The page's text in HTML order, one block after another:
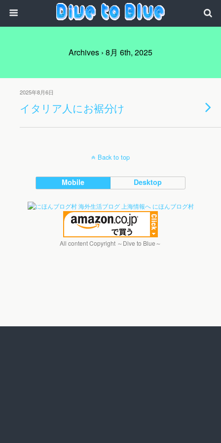
Archives › 8月 6th, 2025
2025年8月6日
イタリア人にお裾分け
Back to top
Mobile Desktop
にほんブログ村
All content Copyright ～Dive to Blue～